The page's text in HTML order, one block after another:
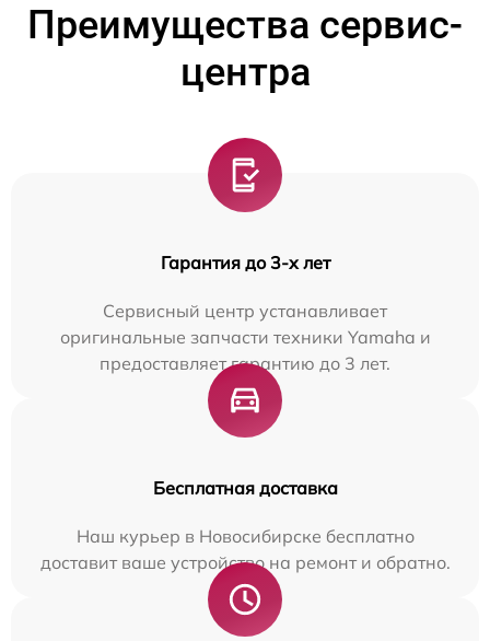
Преимущества сервис-
центра
Гарантия до 3-х лет
Сервисный центр устанавливает
оригинальные запчасти техники Yamaha и
предоставляет гарантию до 3 лет.
Бесплатная доставка
Наш курьер в Новосибирске бесплатно
доставит ваше устройство на ремонт и обратно.